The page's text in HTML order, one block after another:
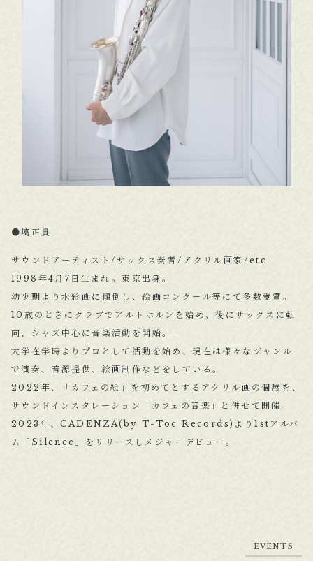
●塙正貴
サウンドアーティスト/サックス奏者/アクリル画家/etc.
1998年4月7日生まれ。東京出身。
幼少期より水彩画に傾倒し、絵画コンクール等にて多数受賞。
10歳のときにクラブでアルトホルンを始め、後にサックスに転
向、ジャズ中心に音楽活動を開始。
大学在学時よりプロとして活動を始め、現在は様々なジャンル
で演奏、音源提供、絵画制作などをしている。
2022年、「カフェの絵」を初めてとするアクリル画の個展を、
サウンドインスタレーション「カフェの音楽」と併せて開催。
2023年、CADENZA(by T-Toc Records)より1stアルバ
ム「Silence」をリリースしメジャーデビュー。
EVEN TS
EVENTS